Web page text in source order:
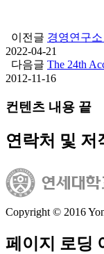
이전글 경영연구
2022-04-21
다음글 The 24th
2012-11-16
컨텐츠 내용 끝
연락처 및 저
Copyright © 2016
페이지 로딩